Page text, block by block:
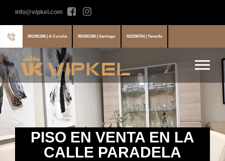
info@vipkel.com
881081286 | A Coruña 881081286 | Santiago 922296764 | Tenerife
PISO EN VENTA EN LA
CALLE PARADELA